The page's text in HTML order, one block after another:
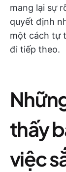
mang lại sự
quyết định
một cách tự
đi tiếp theo.
thấy
việc